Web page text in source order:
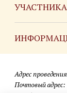
Для СМИ
Адрес
Почтовый адрес: